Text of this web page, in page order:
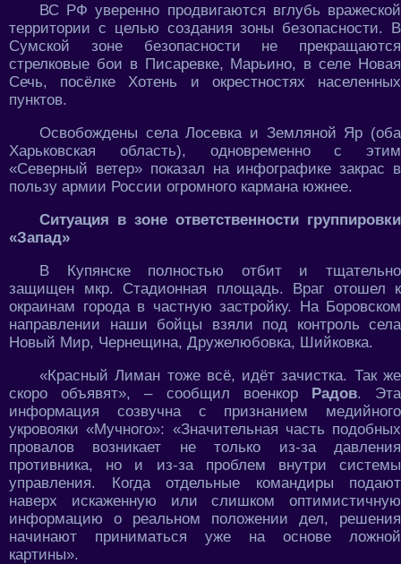
ВС РФ уверенно продвигаются вглубь вражеской
территории с целью создания зоны безопасности. В
Сумской зоне безопасности не прекращаются
стрелковые бои в Писаревке, Марьино, в селе Новая
Сечь, посёлке Хотень и окрестностях населенных
пунктов.
Освобождены села Лосевка и Земляной Яр (оба
Харьковская область), одновременно с этим
«Северный ветер» показал на инфографике закрас в
пользу армии России огромного кармана южнее.
Ситуация в зоне ответственности группировки
«Запад»
В Купянске полностью отбит и тщательно
защищен мкр. Стадионная площадь. Враг отошел к
окраинам города в частную застройку. На Боровском
направлении наши бойцы взяли под контроль села
Новый Мир, Чернещина, Дружелюбовка, Шийковка.
«Красный Лиман тоже всё, идёт зачистка. Так же
скоро объявят», – сообщил военкор Радов. Эта
информация созвучна с признанием медийного
укровояки «Мучного»: «Значительная часть подобных
провалов возникает не только из-за давления
противника, но и из-за проблем внутри системы
управления. Когда отдельные командиры подают
наверх искаженную или слишком оптимистичную
информацию о реальном положении дел, решения
начинают приниматься уже на основе ложной
картины».